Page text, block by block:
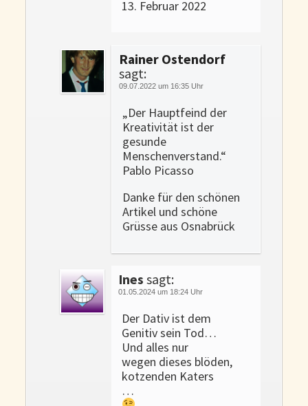
13. Februar 2022
Rainer Ostendorf
sagt:
09.07.2022 um 16:35 Uhr
„Der Hauptfeind der
Kreativität ist der
gesunde
Menschenverstand.“
Pablo Picasso
Danke für den schönen
Artikel und schöne
Grüsse aus Osnabrück
Ines sagt:
01.05.2024 um 18:24 Uhr
Der Dativ ist dem
Genitiv sein Tod…
Und alles nur
wegen dieses blöden,
kotzenden Katers
…